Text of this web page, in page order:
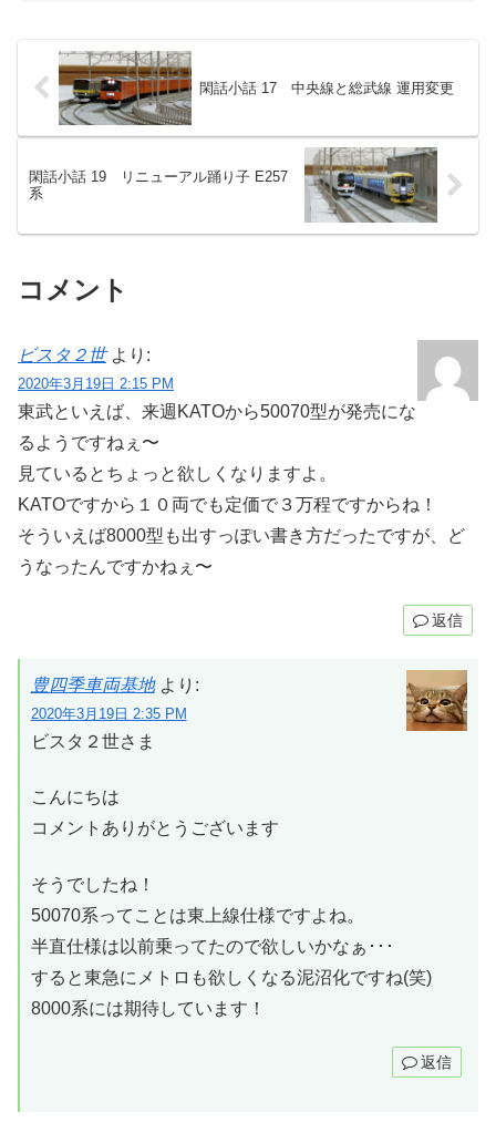
閑話小話 17 中央線と総武線 運用変更
閑話小話 19 リニューアル踊り子 E257
系
コメント
ビスタ２世 より:
2020年3月19日 2:15 PM
東武といえば、来週KATOから50070型が発売にな
るようですねぇ〜
見ているとちょっと欲しくなりますよ。
KATOですから１０両でも定価で３万程ですからね！
そういえば8000型も出すっぽい書き方だったですが、ど
うなったんですかねぇ〜
返信
豊四季車両基地 より:
2020年3月19日 2:35 PM
ビスタ２世さま
こんにちは
コメントありがとうございます
そうでしたね！
50070系ってことは東上線仕様ですよね。
半直仕様は以前乗ってたので欲しいかなぁ･･･
すると東急にメトロも欲しくなる泥沼化ですね(笑)
8000系には期待しています！
返信